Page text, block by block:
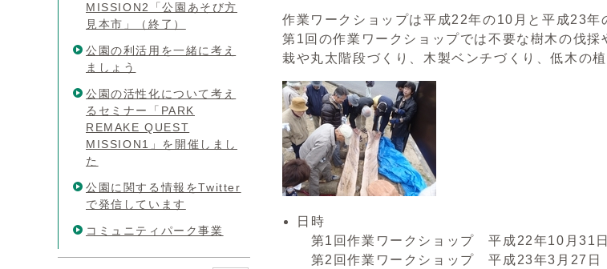
作業ワークショップは平成22年の10月と平成23年
第1回の作業ワークショップでは不要な樹木の伐
栽や丸太階段づくり、木製ベンチづくり、低木の
日時
第1回作業ワークショップ 平成22年10月31日
第2回作業ワークショップ 平成23年3月27日
MISSION2「公園あそび方
見本市」（終了）
公園の利活用を一緒に考え
ましょう
公園の活性化について考え
るセミナー「PARK
REMAKE QUEST
MISSION1」を開催しまし
た
公園に関する情報をTwitter
で発信しています
コミュニティパーク事業